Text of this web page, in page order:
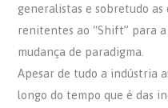
generalistas e sobretudo as
renitentes ao “Shift” para
mudança de paradigma.
Apesar de tudo a indústria
longo do tempo que é das